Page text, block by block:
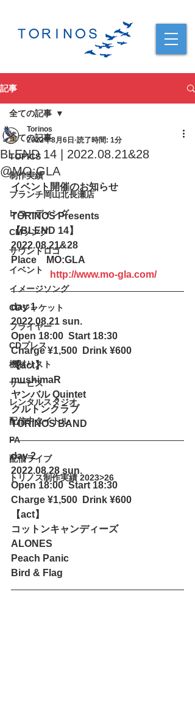
記事
全ての記事
TOPICS
制作実績
ブランチ岡山北長瀬店
レコーディング
CMソング
サウンドロゴ
イベント
イメージソング
CDジャケット
フライヤー
CDプレス
機材リスト
サービス
レンタルスタジオ
配信中タイトル
PA
配信ライブ
トリノス制作実績 2023>26
全ての記事
BLEND 14 | 2022.08.21&28
@MO:GLA
Torinos
2022年8月6日 読了時間: 1分
イベント開催のお知らせ
TORINOS Presents
【BLEND 14】
2022.08.21&28
Place　MO:GLA
http://www.mo-gla.com/
day 1
2022.08.21 sun.
Open 18:00  Start 18:30
Charge ¥1,500  Drink ¥600
【act】
mushimaR
ヤンバル Quintet
クルトンクラブ
TORINOS BAND
day 2
2022.08.28 sun.
Open 18:00  Start 18:30
Charge ¥1,500  Drink ¥600
【act】
コットンキャンディーズ
ALONES
Peach Panic
Bird & Flag